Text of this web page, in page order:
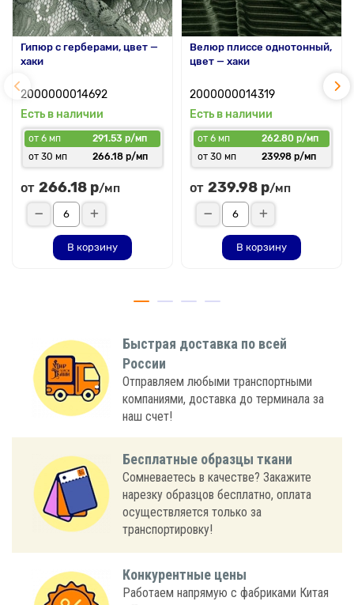
Гипюр с герберами, цвет —
хаки
2000000014692
Есть в наличии
от 6 мп
291.53 р/мп
от 30 мп
266.18 р/мп
от 266.18 р/мп
В корзину
Велюр плиссе однотонный,
цвет — хаки
2000000014319
Есть в наличии
от 6 мп
262.80 р/мп
от 30 мп
239.98 р/мп
от 239.98 р/мп
В корзину
Быстрая доставка по всей
России
Отправляем любыми транспортными
компаниями, доставка до терминала за
наш счет!
Бесплатные образцы ткани
Сомневаетесь в качестве? Закажите
нарезку образцов бесплатно, оплата
осуществляется только за
транспортировку!
Конкурентные цены
Работаем напрямую с фабриками Китая